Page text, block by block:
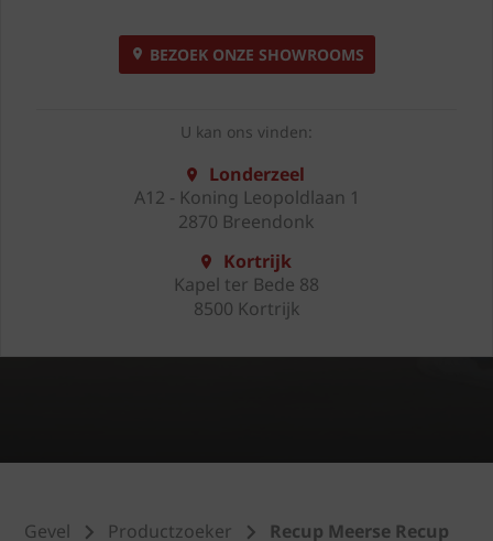
BEZOEK ONZE SHOWROOMS
U kan ons vinden:
Londerzeel
A12 - Koning Leopoldlaan 1
2870 Breendonk
Kortrijk
Kapel ter Bede 88
8500 Kortrijk
Gevel Productzoeker Recup Meerse Recup